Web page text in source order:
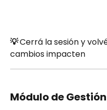
💡 Cerrá la sesión y
cambios impacten
Módulo de